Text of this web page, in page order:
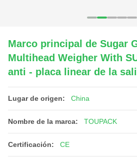
Marco principal de Sugar
Multihead Weigher With
anti - placa linear de la
Lugar de origen: China
Nombre de la marca: TOUPACK
Certificación: CE